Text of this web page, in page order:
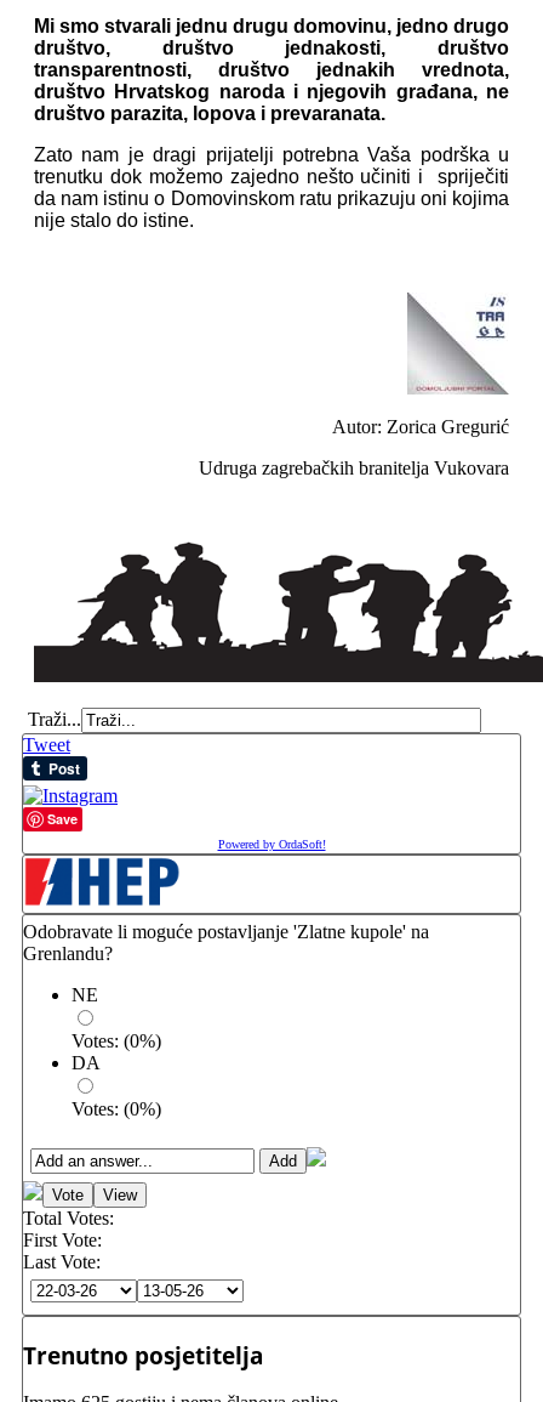
Mi smo stvarali jednu drugu domovinu, jedno drugo
društvo, društvo jednakosti, društvo
transparentnosti, društvo jednakih vrednota,
društvo Hrvatskog naroda i njegovih građana, ne
društvo parazita, lopova i prevaranata.
Zato nam je dragi prijatelji potrebna Vaša podrška u
trenutku dok možemo zajedno nešto učiniti i spriječiti
da nam istinu o Domovinskom ratu prikazuju oni kojima
nije stalo do istine.
Autor: Zorica Gregurić
Udruga zagrebačkih branitelja Vukovara
Traži...
Tweet
Save
Powered by OrdaSoft!
Odobravate li moguće postavljanje 'Zlatne kupole' na
Grenlandu?
NE
Votes: (0%)
DA
Votes: (0%)
Total Votes:
First Vote:
Last Vote:
Trenutno posjetitelja